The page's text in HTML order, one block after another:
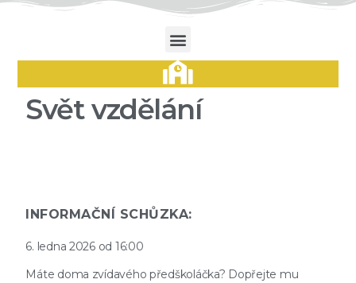
Svět vzdělání
INFORMAČNÍ SCHŮZKA:
6. ledna 2026 od 16:00
Máte doma zvídavého předškoláčka? Dopřejte mu